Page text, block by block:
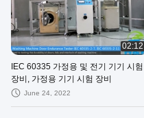
02:12
IEC 60335 가정용 및 전기 기기 시험
장비, 가정용 기기 시험 장비
June 24, 2022